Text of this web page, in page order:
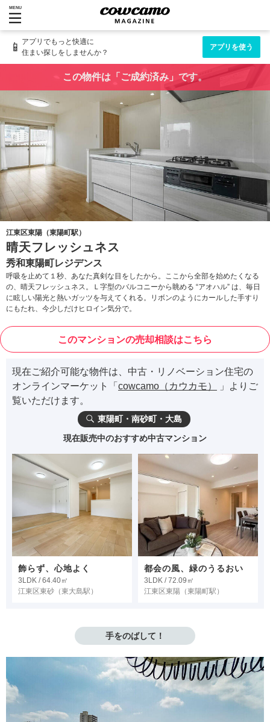
MENU
📱 アプリでもっと快適に
住まい探しをしませんか？
アプリを使う
この物件は「ご成約済み」です。
江東区東陽（東陽町駅）
晴天フレッシュネス
秀和東陽町レジデンス
呼吸を止めて１秒、あなた真剣な目をしたから。ここから全部を始めたくなる
の、晴天フレッシュネス。Ｌ字型のバルコニーから眺める “アオハル” は、毎日
に眩しい陽光と熱いガッツを与えてくれる。リボンのようにカールした手すり
にもたれ、今少しだけヒロイン気分で。
このマンションの売却相談はこちら
現在ご紹介可能な物件は、中古・リノベーション住宅の
オンラインマーケット「 cowcamo（カウカモ）
」よりご
覧いただけます。
東陽町・南砂町・大島
現在販売中のおすすめ中古マンション
飾らず、心地よく
3LDK / 64.40㎡
江東区東砂 （東大島駅）
都会の風、緑のうるおい
3LDK / 72.09㎡
江東区東陽 （東陽町駅）
手をのばして！